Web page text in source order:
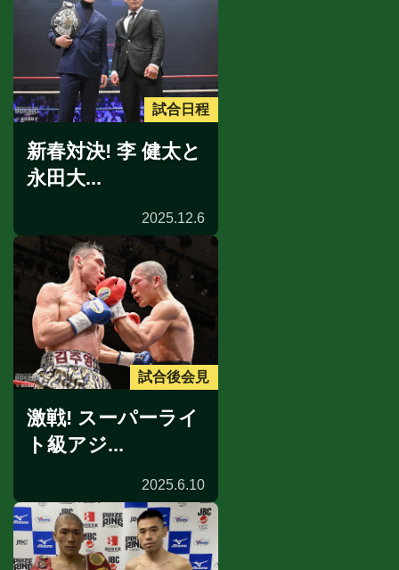
試合日程
新春対決! 李 健太と
永田大...
2025.12.6
試合後会見
激戦! スーパーライ
ト級アジ...
2025.6.10